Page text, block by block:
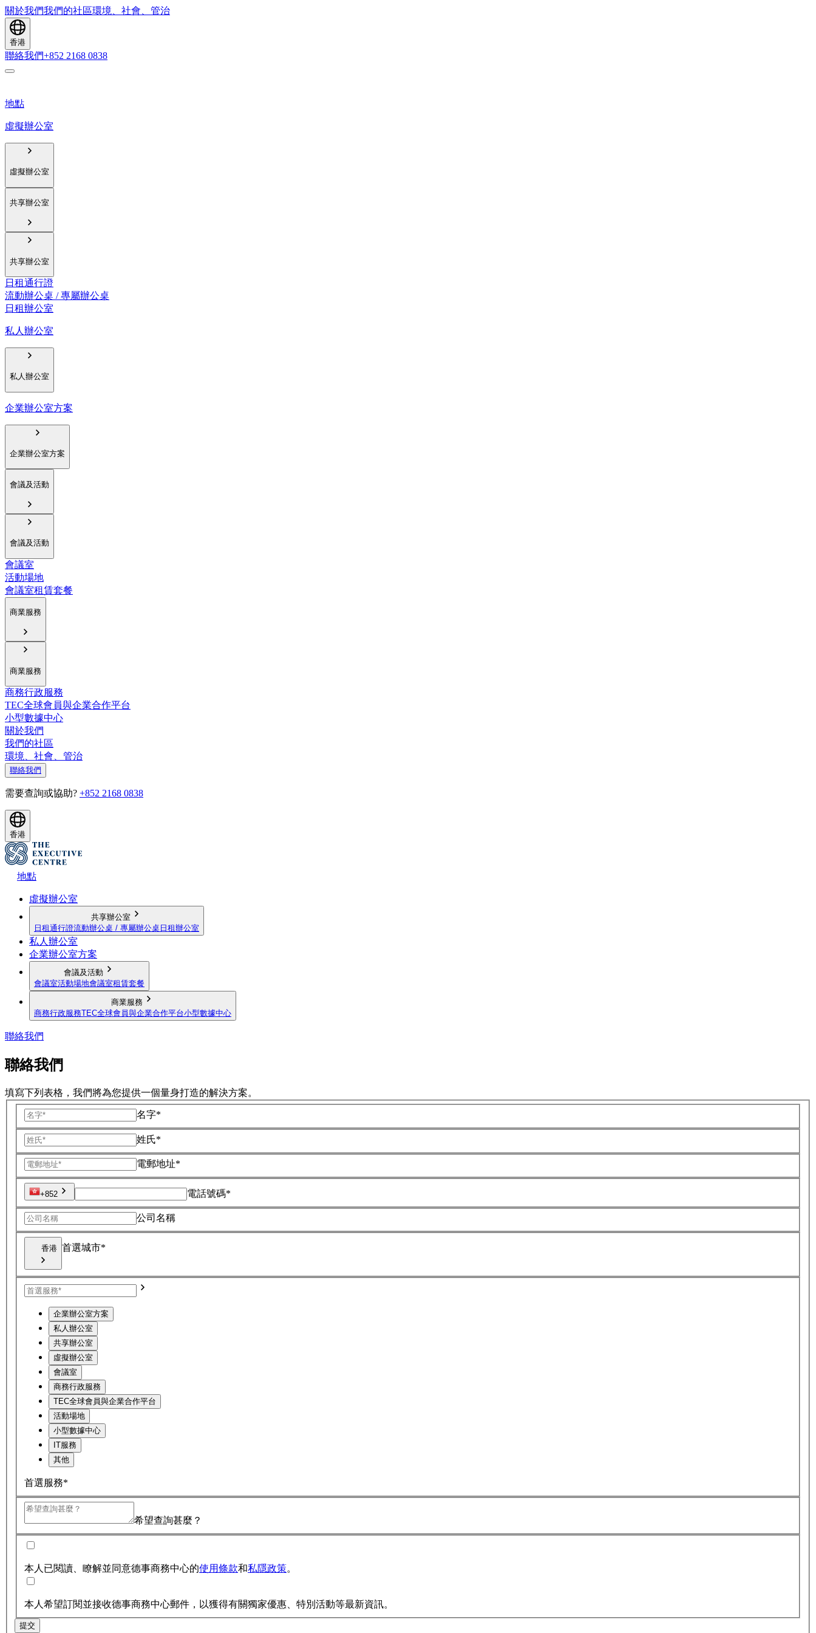
關於我們我們的社區環境、社會、管治
香港
聯絡我們+852 2168 0838
地點
虛擬辦公室
虛擬辦公室
共享辦公室
共享辦公室
日租通行證
流動辦公桌 / 專屬辦公桌
日租辦公室
私人辦公室
私人辦公室
企業辦公室方案
企業辦公室方案
會議及活動
會議及活動
會議室
活動場地
會議室租賃套餐
商業服務
商業服務
商務行政服務
TEC全球會員與企業合作平台
小型數據中心
關於我們
我們的社區
環境、社會、管治
聯絡我們
需要查詢或協助? +852 2168 0838
香港
地點
虛擬辦公室
共享辦公室
日租通行證流動辦公桌 / 專屬辦公桌 日租辦公室
私人辦公室
企業辦公室方案
會議及活動
會議室活動場地會議室租賃套餐
商業服務
商務行政服務TEC全球會員與企業合作平台小型數據中心
聯絡我們
聯絡我們
填寫下列表格，我們將為您提供一個量身打造的解決方案。
名字*
姓氏*
電郵地址*
+852 電話號碼*
公司名稱
香港 首選城市*
企業辦公室方案
私人辦公室
共享辦公室
虛擬辦公室
會議室
商務行政服務
TEC全球會員與企業合作平台
活動場地
小型數據中心
IT服務
其他
首選服務*
希望查詢甚麼？
本人已閱讀、瞭解並同意德事商務中心的使用條款和私隱政策。
本人希望訂閱並接收德事商務中心郵件，以獲得有關獨家優惠、特別活動等最新資訊。
提交